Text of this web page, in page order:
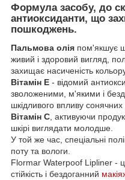
Формула засобу, до
антиоксиданти, що
пошкоджень.
Пальмова олія пом'якшує
живий і здоровий вигляд,
захищає насиченість
Вітамін Е - відомий
зволоженими, м'якими і
шкідливого впливу
Вітамін C, активуючи
шкірі виглядати молодше.
У той же час, спеціальні
поту та вологи.
Flormar Waterpoof Lipliner -
стійкість і бездоганний